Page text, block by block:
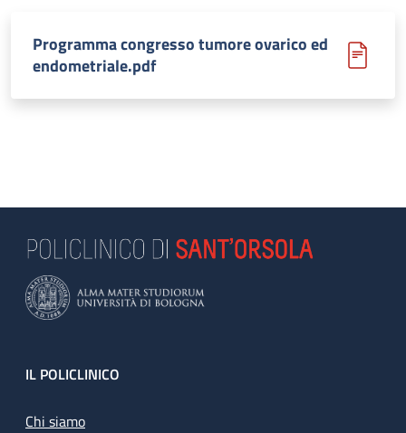
Programma congresso tumore ovarico ed
endometriale.pdf
Footer
IL POLICLINICO
Chi siamo